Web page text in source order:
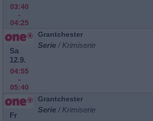
03:40
-
04:25
Sa
12.9.
04:55
-
05:40
Grantchester
Serie / Krimiserie
Fr
Grantchester
Serie / Krimiserie